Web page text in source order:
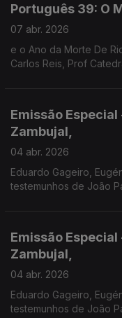
Português 39: O
07 abr. 2026
e o Ano da Morte De
Carlos Reis, Prof
Emissão
Zambujal,
04 abr. 2026
Eduardo Gageiro,
testemunhos de João
Emissão
Zambujal,
04 abr. 2026
Eduardo Gageiro,
testemunhos de João